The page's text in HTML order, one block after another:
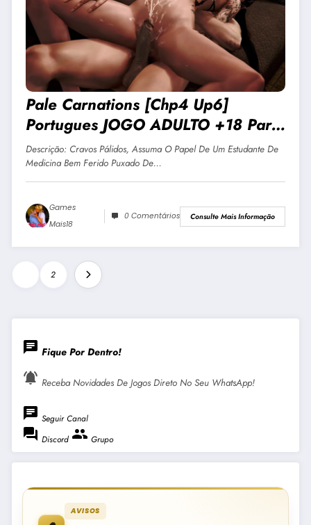
Pale Carnations [Chp4 Up6]
Portugues JOGO ADULTO +18 Para
Android E PC
Descrição: Cravos Pálidos, Assuma O Papel De Um Estudante De
Medicina Bem Ferido Puxado De…
Games
Mais18
0 Comentários Consulte Mais Informação
Paginação
Posts
2
chat Fique Por Dentro!
notifications_active Receba Novidades De Jogos Direto No Seu WhatsApp!
chat Seguir Canal
forum Discord group Grupo
AVISOS